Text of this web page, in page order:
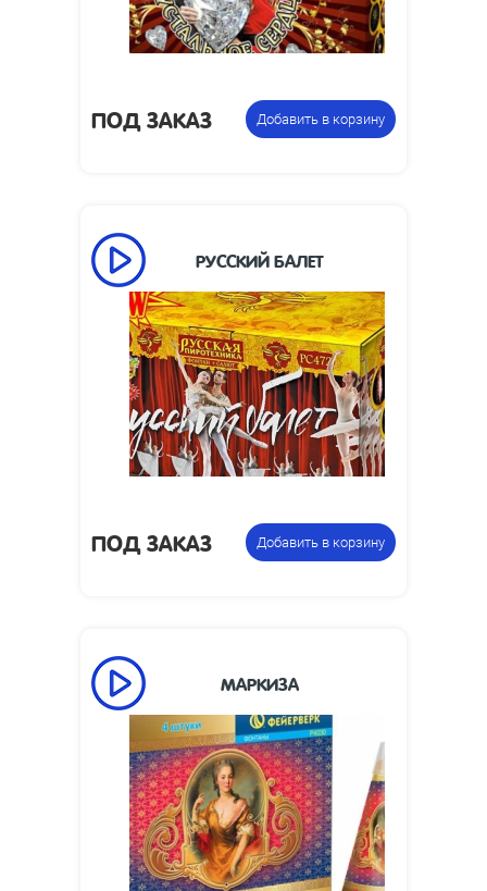
ПОД ЗАКАЗ Добавить в корзину
РУССКИЙ БАЛЕТ
Время
работы, сек:
80
Высота
пламени, м:
7
Размеры
упаковки,
175 х 175 х 130
указана за
фасовку:
пиротехнических фонтанов
ПОД ЗАКАЗ Добавить в корзину
МАРКИЗА
Время работы,
80
Высота пламени,
0.35
Размеры
изделия, мм:
250 х 30